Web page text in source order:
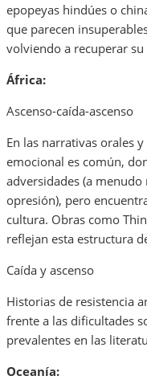
epopeyas hindúes o
que parecen
volviendo a recuperar
África:
Ascenso-caída-ascenso
En las narrativas orales
emocional es común,
adversidades (a
opresión), pero
cultura. Obras como
reflejan esta estructura
Caída y ascenso
Historias de resistencia
frente a las dificultades
prevalentes en las
Oceanía: